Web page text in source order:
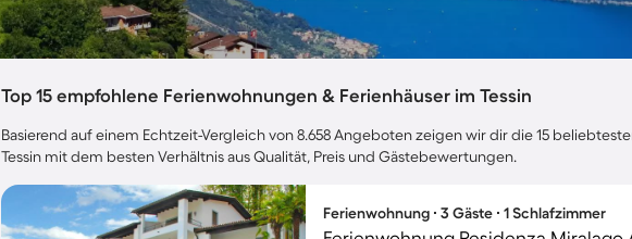
Top 15 empfohlene Ferienwohnungen & Ferienhäuser im Tessin
Basierend auf einem Echtzeit-Vergleich von 8.658 Angeboten zeigen wir dir die 15
Tessin mit dem besten Verhältnis aus Qualität, Preis und Gästebewertungen.
Ferienwohnung ∙ 3 Gäste ∙ 1 Schlafzimmer